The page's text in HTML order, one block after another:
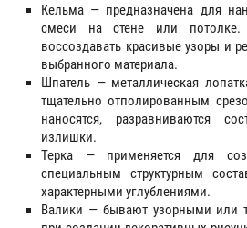
Кельма — предназначена для
смеси на стене или
воссоздавать красивые узоры и
выбранного материала.
Шпатель — металлическая
тщательно отполированным
наносятся, разравниваются
излишки.
Терка — применяется для
специальным структурным
характерными углублениями.
Валики — бывают узорными или